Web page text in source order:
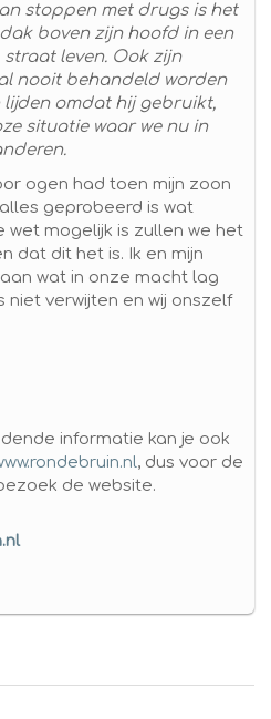
stoppen met drugs is het
boven zijn hoofd in een
leven. Ook zijn
nooit behandeld worden
omdat hij gebruikt,
situatie waar we nu in
ogen had toen mijn zoon
geprobeerd is wat
wet mogelijk is zullen we het
dat dit het is. Ik en mijn
wat in onze macht lag
niet verwijten en wij onszelf
informatie kan je ook
, dus voor de
de website.